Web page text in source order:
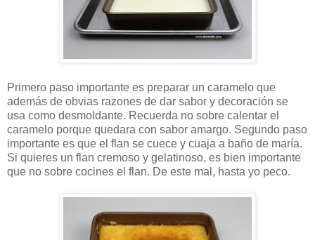
Primero paso importante es preparar un caramelo que
además de obvias razones de dar sabor y decoración se
usa como desmoldante. Recuerda no sobre calentar el
caramelo porque quedara con sabor amargo. Segundo paso
importante es que el flan se cuece y cuaja a baño de maría.
Si quieres un flan cremoso y gelatinoso, es bien importante
que no sobre cocines el flan. De este mal, hasta yo peco.